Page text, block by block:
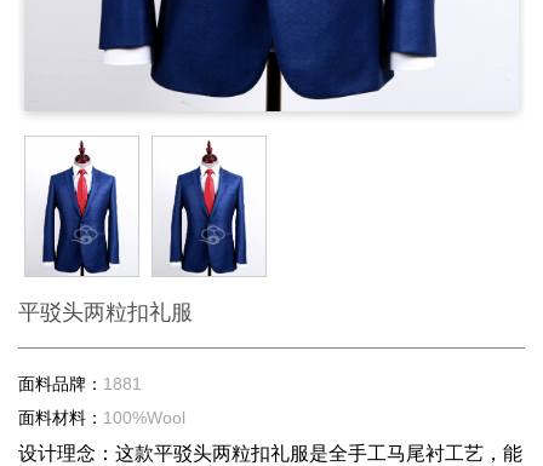
平驳头两粒扣礼服
面料品牌： 1881
面料材料： 100%Wool
设计理念：这款平驳头两粒扣礼服是全手工马尾衬工艺，能